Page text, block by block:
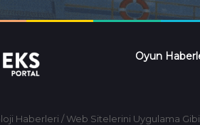
Oyun
Haberleri /Web Sitelerini Uygulama